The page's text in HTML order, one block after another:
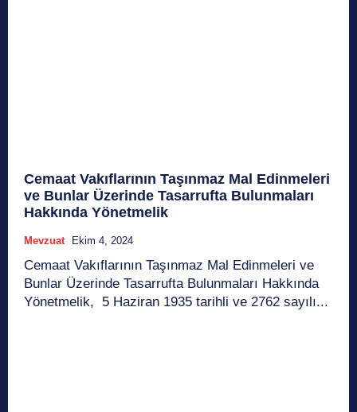
Cemaat Vakıflarının Taşınmaz Mal Edinmeleri
ve Bunlar Üzerinde Tasarrufta Bulunmaları
Hakkında Yönetmelik
Mevzuat Ekim 4, 2024
Cemaat Vakıflarının Taşınmaz Mal Edinmeleri ve
Bunlar Üzerinde Tasarrufta Bulunmaları Hakkında
Yönetmelik, 5 Haziran 1935 tarihli ve 2762 sayılı...